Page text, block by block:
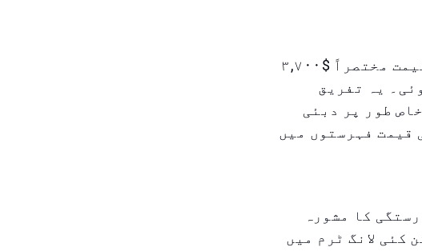
عالمی سطح پر بھی اضافہ دیکھا گیا: سونے کی اسپاٹ قیمت مختصراً $۳,۷۰۰
ازاں $۳,۶۵۶ پر درست ہوئی۔ یہ تفریق
طور پر دبئی
قیمت فہرستوں میں
کا مشورہ
کئی لانگ ٹرم میں